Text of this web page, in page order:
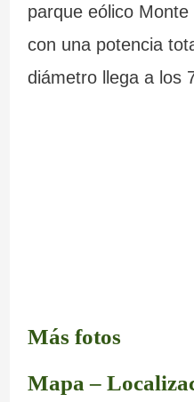
parque eólico
con una potencia
diámetro llega a los
Más fotos
Mapa –